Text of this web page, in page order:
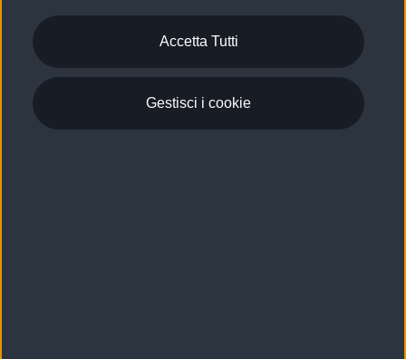
garanzia fino a 4 anni per una maggiore tutela del tuo
acquisto.
Accetta Tutti
Gestisci i cookie